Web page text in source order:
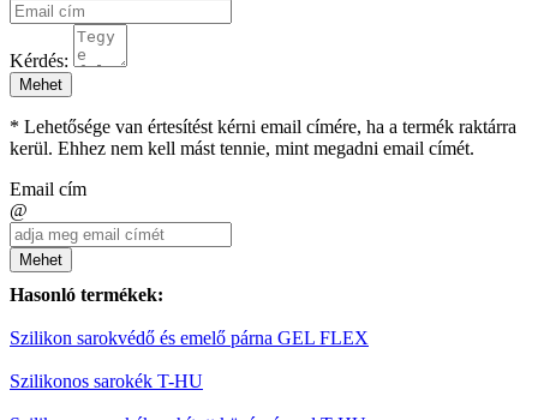
Kérdés:
Mehet
* Lehetősége van értesítést kérni email címére, ha a termék raktárra
kerül. Ehhez nem kell mást tennie, mint megadni email címét.
Email cím
@
Mehet
Hasonló termékek:
Szilikon sarokvédő és emelő párna GEL FLEX
Szilikonos sarokék T-HU